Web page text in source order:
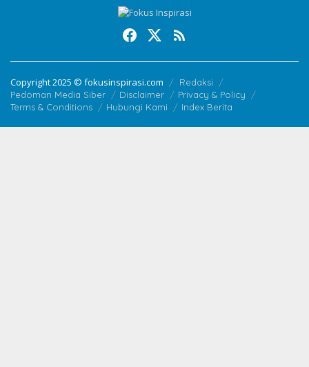
Copyright 2025 © fokusinspirasi.com
Redaksi
Pedoman Media Siber
Disclaimer
Privacy & Policy
Terms & Conditions
Hubungi Kami Index Berita